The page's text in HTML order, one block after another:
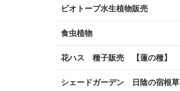
ビオトープ水生植物販売
食虫植物
花ハス 種子販売 【蓮の種】
シェードガーデン 日陰の宿根草